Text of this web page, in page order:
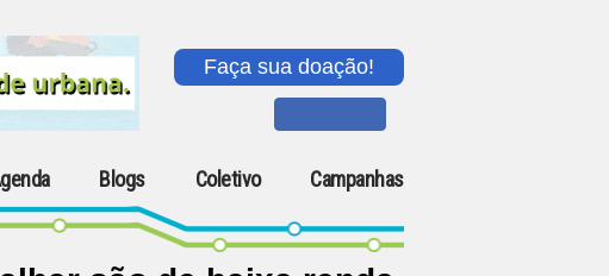
Faça sua doação!
Blogs Coletivo Campanhas